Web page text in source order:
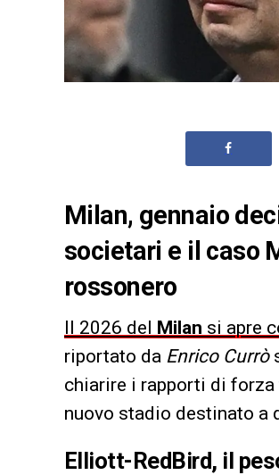
Milan, gennaio
societari e il caso
rossonero
Il 2026 del Milan si apre
riportato da Enrico Currò
chiarire i rapporti di forza
nuovo stadio destinato a
Elliott-RedBird, il